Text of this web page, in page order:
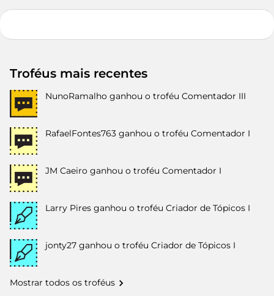
Troféus mais recentes
NunoRamalho ganhou o troféu Comentador III
RafaelFontes763 ganhou o troféu Comentador I
JM Caeiro ganhou o troféu Comentador I
Larry Pires ganhou o troféu Criador de Tópicos I
jonty27 ganhou o troféu Criador de Tópicos I
Mostrar todos os troféus